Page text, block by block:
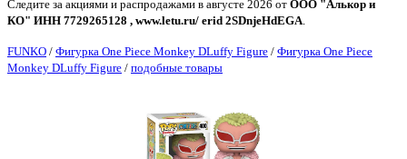
Следите за акциями и распродажами в августе 2026 от ООО "Алькор и
КО" ИНН 7729265128 , www.letu.ru/ erid 2SDnjeHdEGA
FUNKO / Фигурка One Piece Monkey DLuffy Figure / Фигурка One Piece
Monkey DLuffy Figure / подобные товары